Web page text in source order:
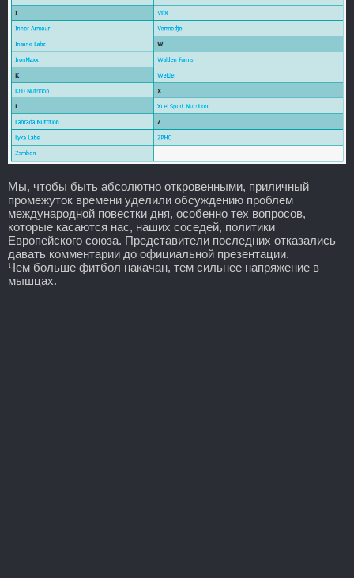
Мы, чтобы быть абсолютно откровенными, приличный
промежуток времени уделили обсуждению проблем
международной повестки дня, особенно тех вопросов,
которые касаются нас, наших соседей, политики
Европейского союза. Представители последних отказались
давать комментарии до официальной презентации.
Чем больше фитбол накачан, тем сильнее напряжение в
мышцах.